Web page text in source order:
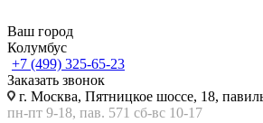
Ваш город
Колумбус
+7 (499) 325-65-23
Заказать звонок
г. Москва, Пятницкое шоссе, 18,
пн-пт 9-18, пав. 571 сб-вс 10-17